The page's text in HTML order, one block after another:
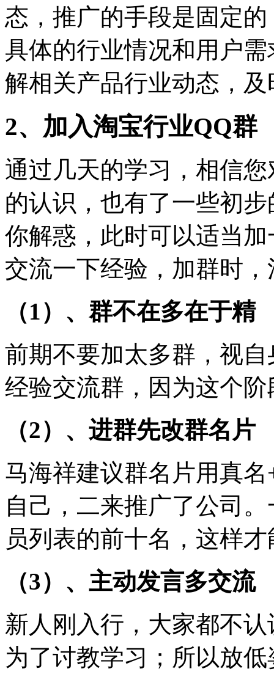
态，推广的手段是固定
具体的行业情况和用户
解相关产品行业动态，
2、加入淘宝行业QQ群
通过几天的学习，相信
的认识，也有了一些初
你解惑，此时可以适当
交流一下经验，加群时
（1）、群不在多在于精
前期不要加太多群，视
经验交流群，因为这个
（2）、进群先改群名片
马海祥建议群名片用真
自己，二来推广了公司
员列表的前十名，这样
（3）、主动发言多交流
新人刚入行，大家都不
为了讨教学习；所以放